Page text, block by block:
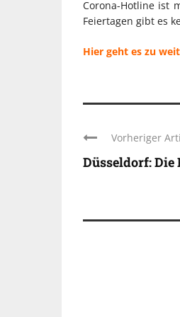
Corona-Hotline ist
Feiertagen gibt es
Hier geht es zu
Vorheriger
Düsseldorf: Die